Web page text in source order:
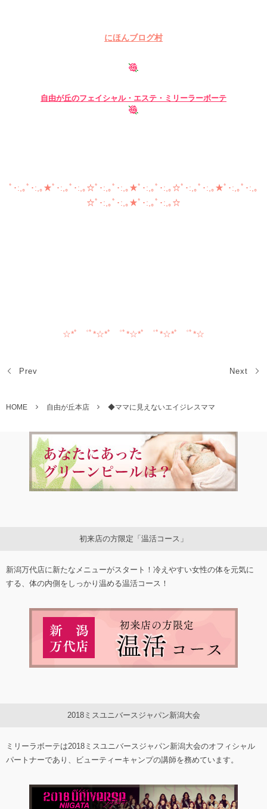
にほんブログ村
自由が丘のフェイシャル・ エステ・ミリーラーボーテ
ﾟ･:,｡ﾟ･:,｡★ﾟ･:,｡ﾟ･:,｡☆ﾟ･:,｡ﾟ･:,｡★ﾟ･:,｡ﾟ･:,｡☆ﾟ･:,｡ﾟ･:,｡★ﾟ･:,｡ﾟ･:,｡
☆ﾟ･:,｡ﾟ･:,｡★ﾟ･:,｡ﾟ･:,｡☆
☆*ﾟ ゜ﾟ*☆*ﾟ ゜ﾟ*☆*ﾟ ゜ﾟ*☆*ﾟ ゜ﾟ*☆
Prev Next
HOME 自由が丘本店 ◆ママに見えないエイジレスママ
初来店の方限定「温活コース」
新潟万代店に新たなメニューがスタート！冷えやすい女性の体を元気に
する、体の内側をしっかり温める温活コース！
2018ミスユニバースジャパン新潟大会
ミリーラボーテは2018ミスユニバースジャパン新潟大会のオフィシャル
パートナーであり、ビューティーキャンプの講師を務めています。